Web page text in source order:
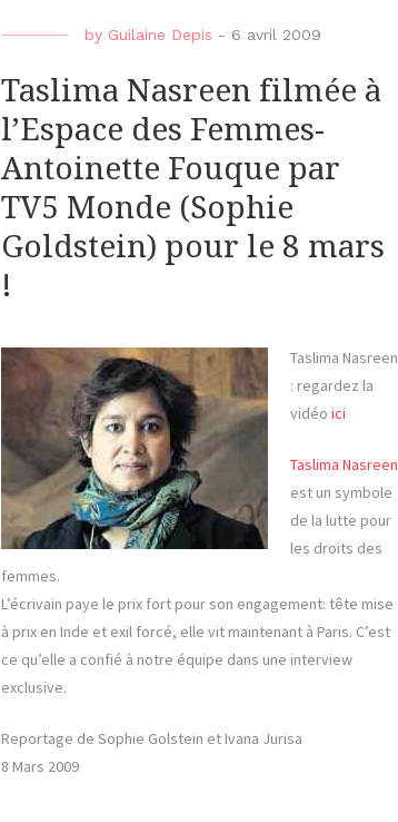
by Guilaine Depis - 6 avril 2009
Taslima Nasreen filmée à
l’Espace des Femmes-
Antoinette Fouque par
TV5 Monde (Sophie
Goldstein) pour le 8 mars
!
Taslima Nasreen
: regardez la
vidéo ici
Taslima Nasreen
est un symbole
de la lutte pour
les droits des
femmes.
L’écrivain paye le prix fort pour son engagement: tête mise
à prix en Inde et exil forcé, elle vit maintenant à Paris. C’est
ce qu’elle a confié à notre équipe dans une interview
exclusive.
Reportage de Sophie Golstein et Ivana Jurisa
8 Mars 2009